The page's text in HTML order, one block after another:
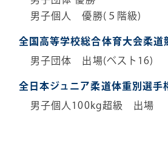
男子個人 優勝(５階級)
全国高等学校総合体育大会柔道
男子団体 出場(ベスト16)
全日本ジュニア柔道体重別選手
男子個人100kg超級 出場